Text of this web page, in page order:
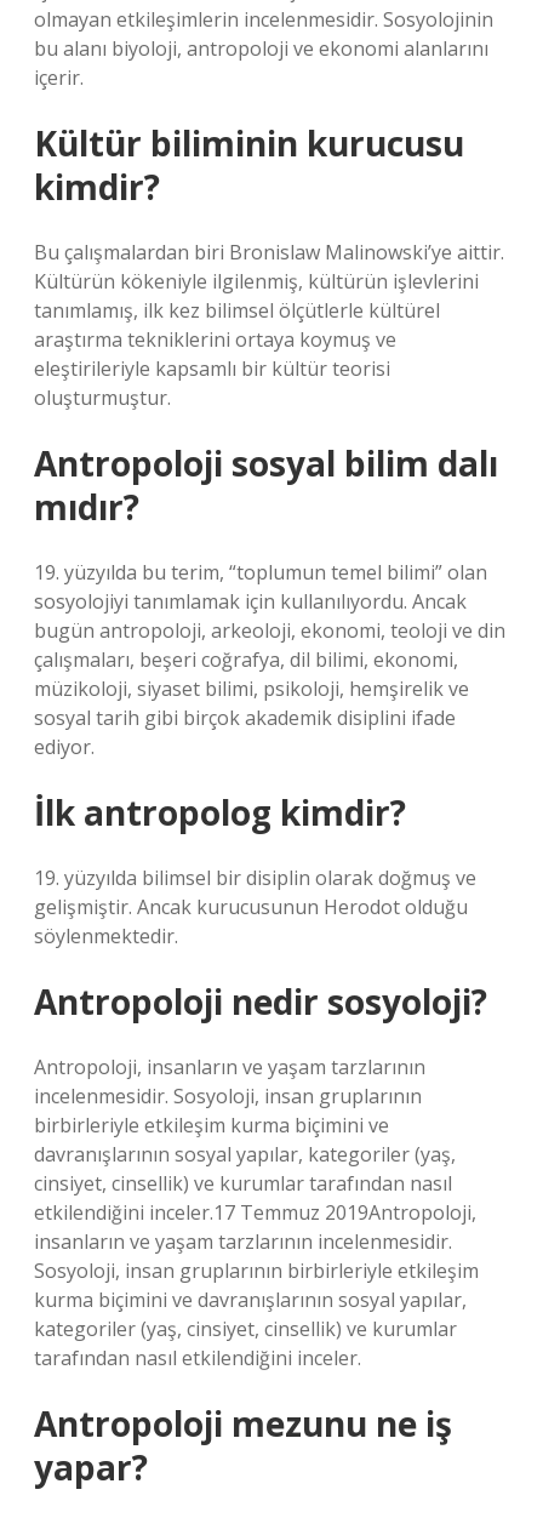
olmayan etkileşimlerin incelenmesidir. Sosyolojinin
bu alanı biyoloji, antropoloji ve ekonomi alanlarını
içerir.
Kültür biliminin kurucusu
kimdir?
Bu çalışmalardan biri Bronislaw Malinowski’ye aittir.
Kültürün kökeniyle ilgilenmiş, kültürün işlevlerini
tanımlamış, ilk kez bilimsel ölçütlerle kültürel
araştırma tekniklerini ortaya koymuş ve
eleştirileriyle kapsamlı bir kültür teorisi
oluşturmuştur.
Antropoloji sosyal bilim dalı
mıdır?
19. yüzyılda bu terim, “toplumun temel bilimi” olan
sosyolojiyi tanımlamak için kullanılıyordu. Ancak
bugün antropoloji, arkeoloji, ekonomi, teoloji ve din
çalışmaları, beşeri coğrafya, dil bilimi, ekonomi,
müzikoloji, siyaset bilimi, psikoloji, hemşirelik ve
sosyal tarih gibi birçok akademik disiplini ifade
ediyor.
İlk antropolog kimdir?
19. yüzyılda bilimsel bir disiplin olarak doğmuş ve
gelişmiştir. Ancak kurucusunun Herodot olduğu
söylenmektedir.
Antropoloji nedir sosyoloji?
Antropoloji, insanların ve yaşam tarzlarının
incelenmesidir. Sosyoloji, insan gruplarının
birbirleriyle etkileşim kurma biçimini ve
davranışlarının sosyal yapılar, kategoriler (yaş,
cinsiyet, cinsellik) ve kurumlar tarafından nasıl
etkilendiğini inceler.17 Temmuz 2019Antropoloji,
insanların ve yaşam tarzlarının incelenmesidir.
Sosyoloji, insan gruplarının birbirleriyle etkileşim
kurma biçimini ve davranışlarının sosyal yapılar,
kategoriler (yaş, cinsiyet, cinsellik) ve kurumlar
tarafından nasıl etkilendiğini inceler.
Antropoloji mezunu ne iş
yapar?